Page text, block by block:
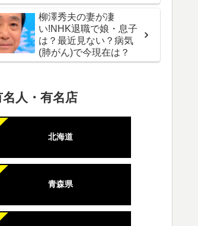
新情報！
柳澤秀夫の妻が凄
い!NHK退職で娘・息子
は？最近見ない？病気
(肺がん)で今現在は？
名人・有名店
北海道
青森県